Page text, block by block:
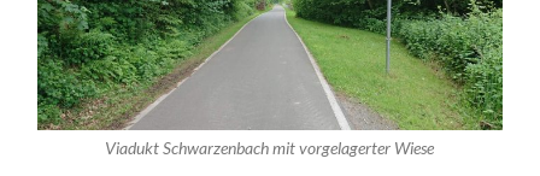
Viadukt Schwarzenbach mit vorgelagerter Wiese